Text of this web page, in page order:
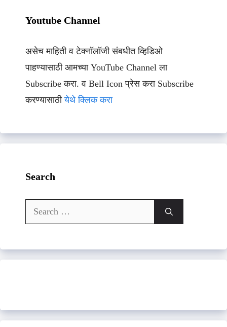
Youtube Channel
असेच माहिती व टेक्नॉलॉजी संबधीत व्हिडिओ
पाहण्यासाठी आमच्या YouTube Channel ला
Subscribe करा. व Bell Icon प्रेस करा Subscribe
करण्यासाठीयेथे क्लिक करा
Search
Search
for: